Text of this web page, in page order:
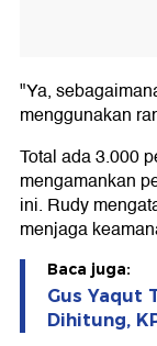
"Ya,
menggunakan
Total ada 3.000
mengamankan
ini. Rudy
menjaga
Baca juga:
Gus Yaqut
Dihitung,